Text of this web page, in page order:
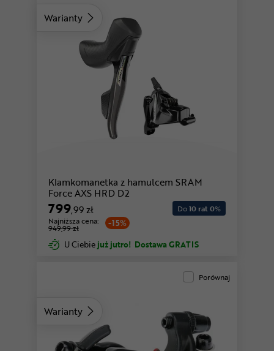
Warianty
Klamkomanetka z hamulcem SRAM
Force AXS HRD D2
799,99 zł
-15%
Najniższa cena:
949,99 zł
Do10 rat 0%
U Ciebie już jutro! Dostawa GRATIS
Warianty
Porównaj